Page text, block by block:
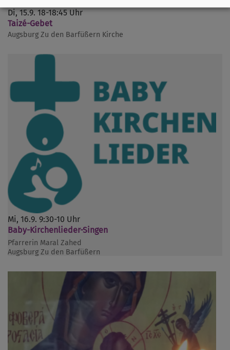
Di, 15.9. 18-18:45 Uhr
Taizé-Gebet
Augsburg Zu den Barfüßern Kirche
Mi, 16.9. 9:30-10 Uhr
Baby-Kirchenlieder-Singen
Pfarrerin Maral Zahed
Augsburg Zu den Barfüßern